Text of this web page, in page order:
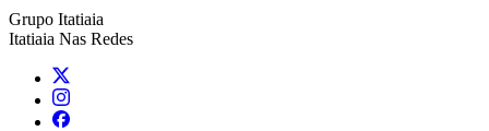
Grupo Itatiaia
Itatiaia Nas Redes